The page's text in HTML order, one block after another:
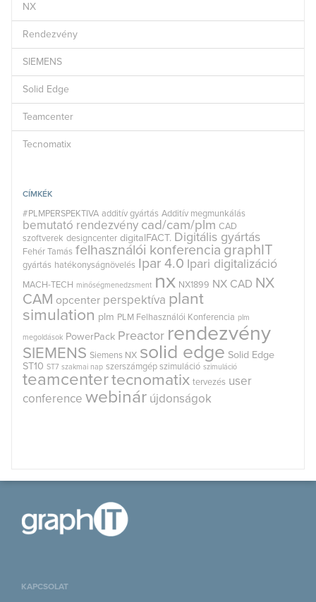
NX
Rendezvény
SIEMENS
Solid Edge
Teamcenter
Tecnomatix
CÍMKÉK
#PLMPERSPEKTIVA additív gyártás Additív megmunkálás
bemutató rendezvény cad/cam/plm CAD
szoftverek designcenter digitalFACT. Digitális gyártás
Fehér Tamás felhasználói konferencia graphIT
gyártás hatékonyságnövelés Ipar 4.0 Ipari digitalizáció
MACH-TECH minőségmenedzsment nx NX1899 NX CAD NX
CAM opcenter perspektíva plant
simulation plm PLM Felhasználói Konferencia plm
megoldások PowerPack Preactor rendezvény
SIEMENS Siemens NX solid edge Solid Edge
ST10 ST7 szakmai nap szerszámgép szimuláció szimuláció
teamcentertecnomatix tervezés user
conference webinár újdonságok
KAPCSOLAT